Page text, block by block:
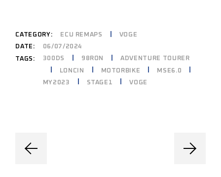
CATEGORY: ECU REMAPS
VOGE
DATE:
06/07/2024
TAGS:
300DS 98RON
ADVENTURE TOURER
LONCIN
MOTORBIKE
MSE6.0
MY2023
STAGE1 VOGE